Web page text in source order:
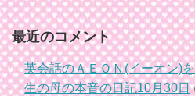
最近のコメント
英会話のＡＥＯＮ(イーオン)
生の母の本音の日記10月30日